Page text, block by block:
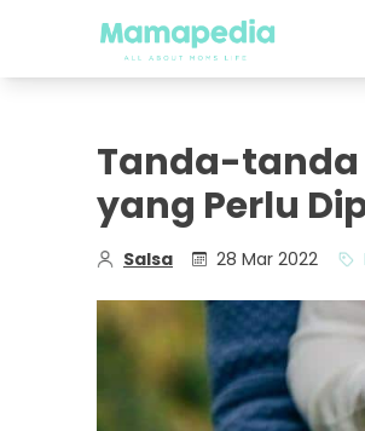
Tanda-tanda
yang Perlu
Salsa 28 Mar 2022